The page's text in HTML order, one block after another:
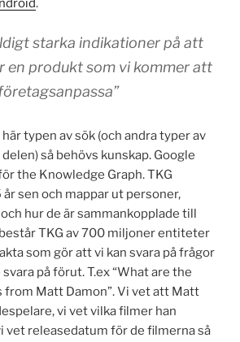
.
starka indikationer på att
en produkt som vi kommer att
typen av sök (och andra typer av
så behövs kunskap. Google
the Knowledge Graph. TKG
år sen och mappar ut personer,
hur de är sammankopplade till
TKG av 700 miljoner entiteter
som gör att vi kan svara på frågor
på förut. T.ex “What are the
from Matt Damon”. Vi vet att Matt
vi vet vilka filmer han
vet releasedatum för de filmerna så